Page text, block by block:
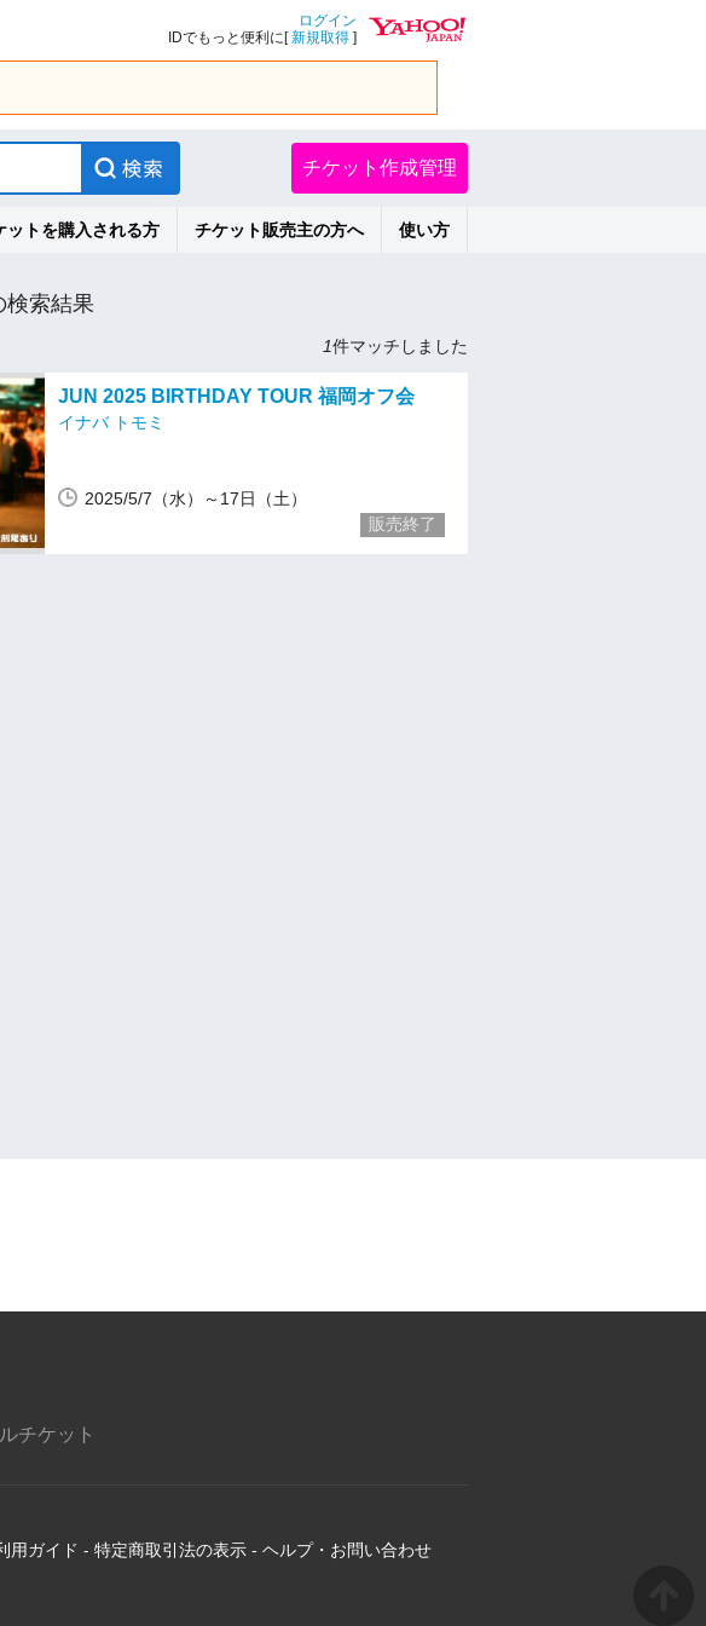
ログイン
IDでもっと便利に[新規取得 ]
チケット作成管理
ットを購入される方 チケット販売主の方へ 使い方
検索結果
1件マッチしました
JUN 2025 BIRTHDAY TOUR 福岡オフ会
イナバ トモミ
2025/5/7（水）～17日（土）
販売終了
チケット
用ガイド - 特定商取引法の表示 - ヘルプ・お問い合わせ